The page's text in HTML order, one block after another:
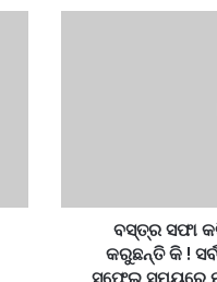
ବସ୍ତ୍ର ସଫା
କରୁଛନ୍ତି କି !